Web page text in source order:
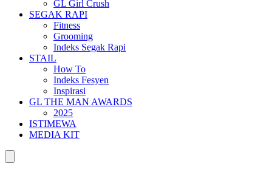
GL Girl Crush
SEGAK RAPI
Fitness
Grooming
Indeks Segak Rapi
STAIL
How To
Indeks Fesyen
Inspirasi
GL THE MAN AWARDS
2025
ISTIMEWA
MEDIA KIT